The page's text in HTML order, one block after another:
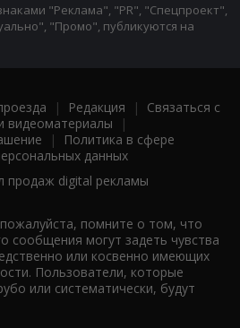
"Реклама", "PR", "Спецпроект",
"Промо", публикуются на
| Редакция | Связаться с
видеоматериалы |
|
Политика в сфере
данных
продаж digital рекламы
помните о том, что
сообщения могут задеть чувства
или косвенно имеющих
Пользователи, которые
или систематически, будут